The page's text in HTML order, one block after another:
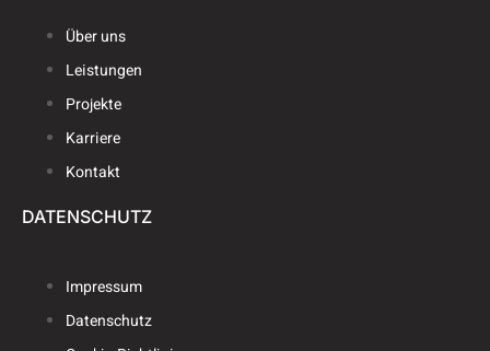
Über uns
Leistungen
Projekte
Karriere
Kontakt
DATENSCHUTZ
Impressum
Datenschutz